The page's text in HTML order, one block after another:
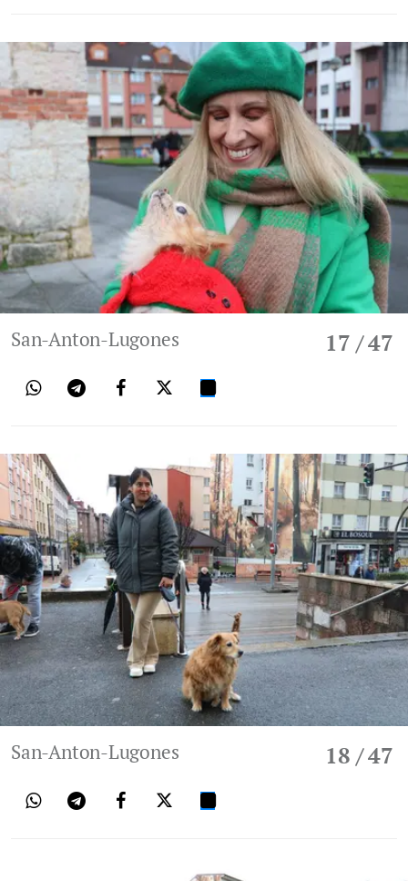
17 / 47
San-Anton-Lugones
18 / 47
San-Anton-Lugones